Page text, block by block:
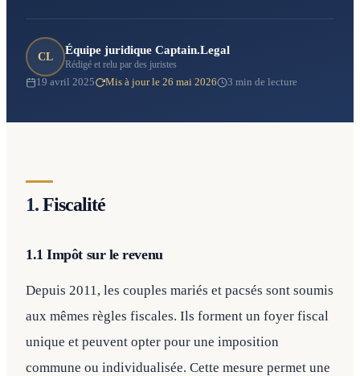
CL
Équipe juridique Captain.Legal
Rédigé et relu par des juristes
19 avril 2025
Mis à jour le 26 mai 2026 3 min de lecture
1.Fiscalité
1.1 Impôt sur le revenu
Depuis 2011, les couples mariés et pacsés sont soumis
aux mêmes règles fiscales. Ils forment un foyer fiscal
unique et peuvent opter pour une imposition
commune ou individualisée. Cette mesure permet une